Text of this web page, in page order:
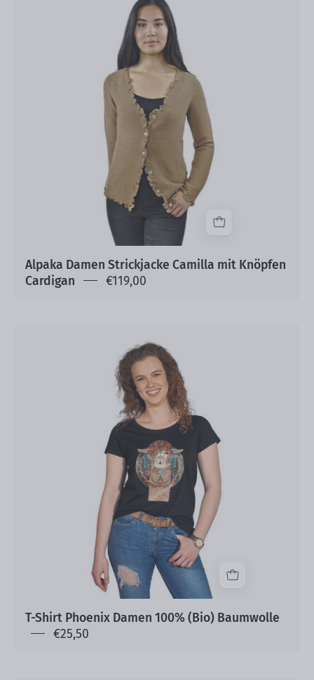
Damen
Strickjacke
Camilla
mit
Knöpfen
Cardigan
Alpaka Damen Strickjacke Camilla mit Knöpfen
Cardigan
€119,00
T-
Shirt
Phoenix
Damen
100%
(Bio)
Baumwolle
T-Shirt Phoenix Damen 100% (Bio) Baumwolle
€25,50